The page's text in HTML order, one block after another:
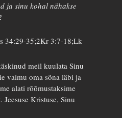
ja sinu kohal nähakse
34:29-35;2Kr 3:7-18;Lk
meil kuulata Sinu
vaimu oma sõna läbi ja
alati rõõmustaksime
Jeesuse Kristuse, Sinu